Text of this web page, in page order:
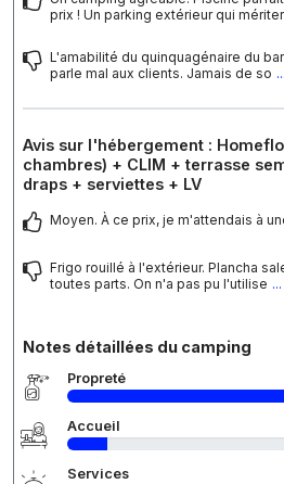
prix ! Un parking extérieur qui
L'amabilité du quinquagénaire du
parle mal aux clients. Jamais de so
Avis sur l'hébergement :
chambres) + CLIM + terrasse
draps + serviettes + LV
Moyen. À ce prix, je m'attendais à
Frigo rouillé à l'extérieur. Plancha
toutes parts. On n'a pas pu l'utilise
Notes détaillées du camping
Propreté
Accueil
Services